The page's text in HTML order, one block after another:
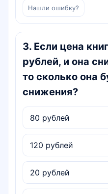
Нашли ошибку?
3. Если цена
рублей, и она
то сколько она
снижения?
80 рублей
120 рублей
20 рублей